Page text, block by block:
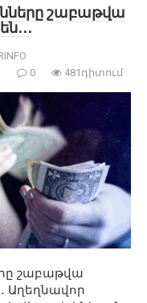
շաբաթվա
0
481դիտում
շաբաթվա
Աղեղնավոր